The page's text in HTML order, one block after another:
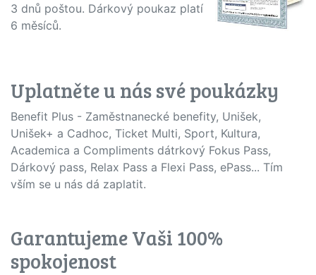
3 dnů poštou. Dárkový poukaz platí
6 měsíců.
Uplatněte u nás své poukázky
Benefit Plus - Zaměstnanecké benefity, Unišek,
Unišek+ a Cadhoc, Ticket Multi, Sport, Kultura,
Academica a Compliments dátrkový Fokus Pass,
Dárkový pass, Relax Pass a Flexi Pass, ePass... Tím
vším se u nás dá zaplatit.
Garantujeme Vaši 100%
spokojenost